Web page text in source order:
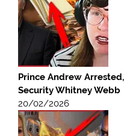
Prince Andrew
Security Whitney Webb
20/02/2026